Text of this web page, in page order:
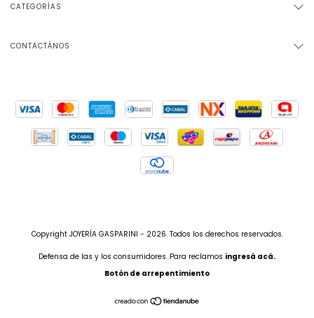
CATEGORÍAS
CONTACTÁNOS
Copyright JOYERÍA GASPARINI - 2026. Todos los derechos reservados.
Defensa de las y los consumidores. Para reclamos ingresá acá.
Botón de arrepentimiento